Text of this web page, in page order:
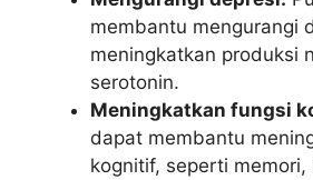
membantu mengurangi
meningkatkan produksi
serotonin.
Meningkatkan fungsi
dapat membantu
kognitif, seperti